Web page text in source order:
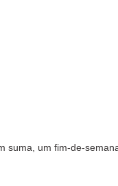
suma, um fim-de-